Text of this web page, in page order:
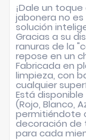
¡Dale un
jabonera no
solución
Gracias a su
ranuras de la
repose en un
Fabricada en
limpieza, con
cualquier
Está
(Rojo, Blanco,
permitiéndote
decoración de
para cada